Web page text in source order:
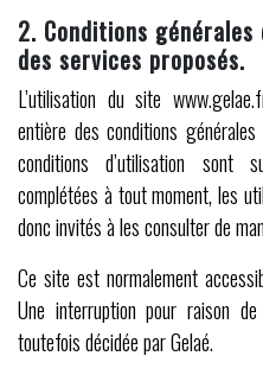
2. Conditions
des services proposés.
L’utilisation du site
entière des conditions
conditions d’utilisation sont
complétées à tout moment, les
donc invités à les consulter de
Ce site est normalement
Une interruption pour raison
toutefois décidée par Gelaé.